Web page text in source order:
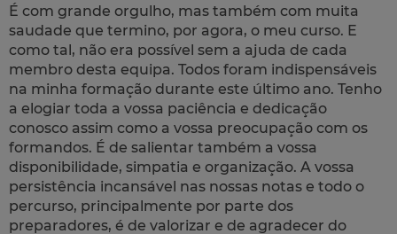
É com grande orgulho, mas também com muita
saudade que termino, por agora, o meu curso. E
como tal, não era possível sem a ajuda de cada
membro desta equipa. Todos foram indispensáveis
na minha formação durante este último ano. Tenho
a elogiar toda a vossa paciência e dedicação
conosco assim como a vossa preocupação com os
formandos. É de salientar também a vossa
disponibilidade, simpatia e organização. A vossa
persistência incansável nas nossas notas e todo o
percurso, principalmente por parte dos
preparadores, é de valorizar e de agradecer do